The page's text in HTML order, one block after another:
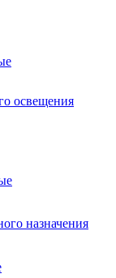
освещения
назначения